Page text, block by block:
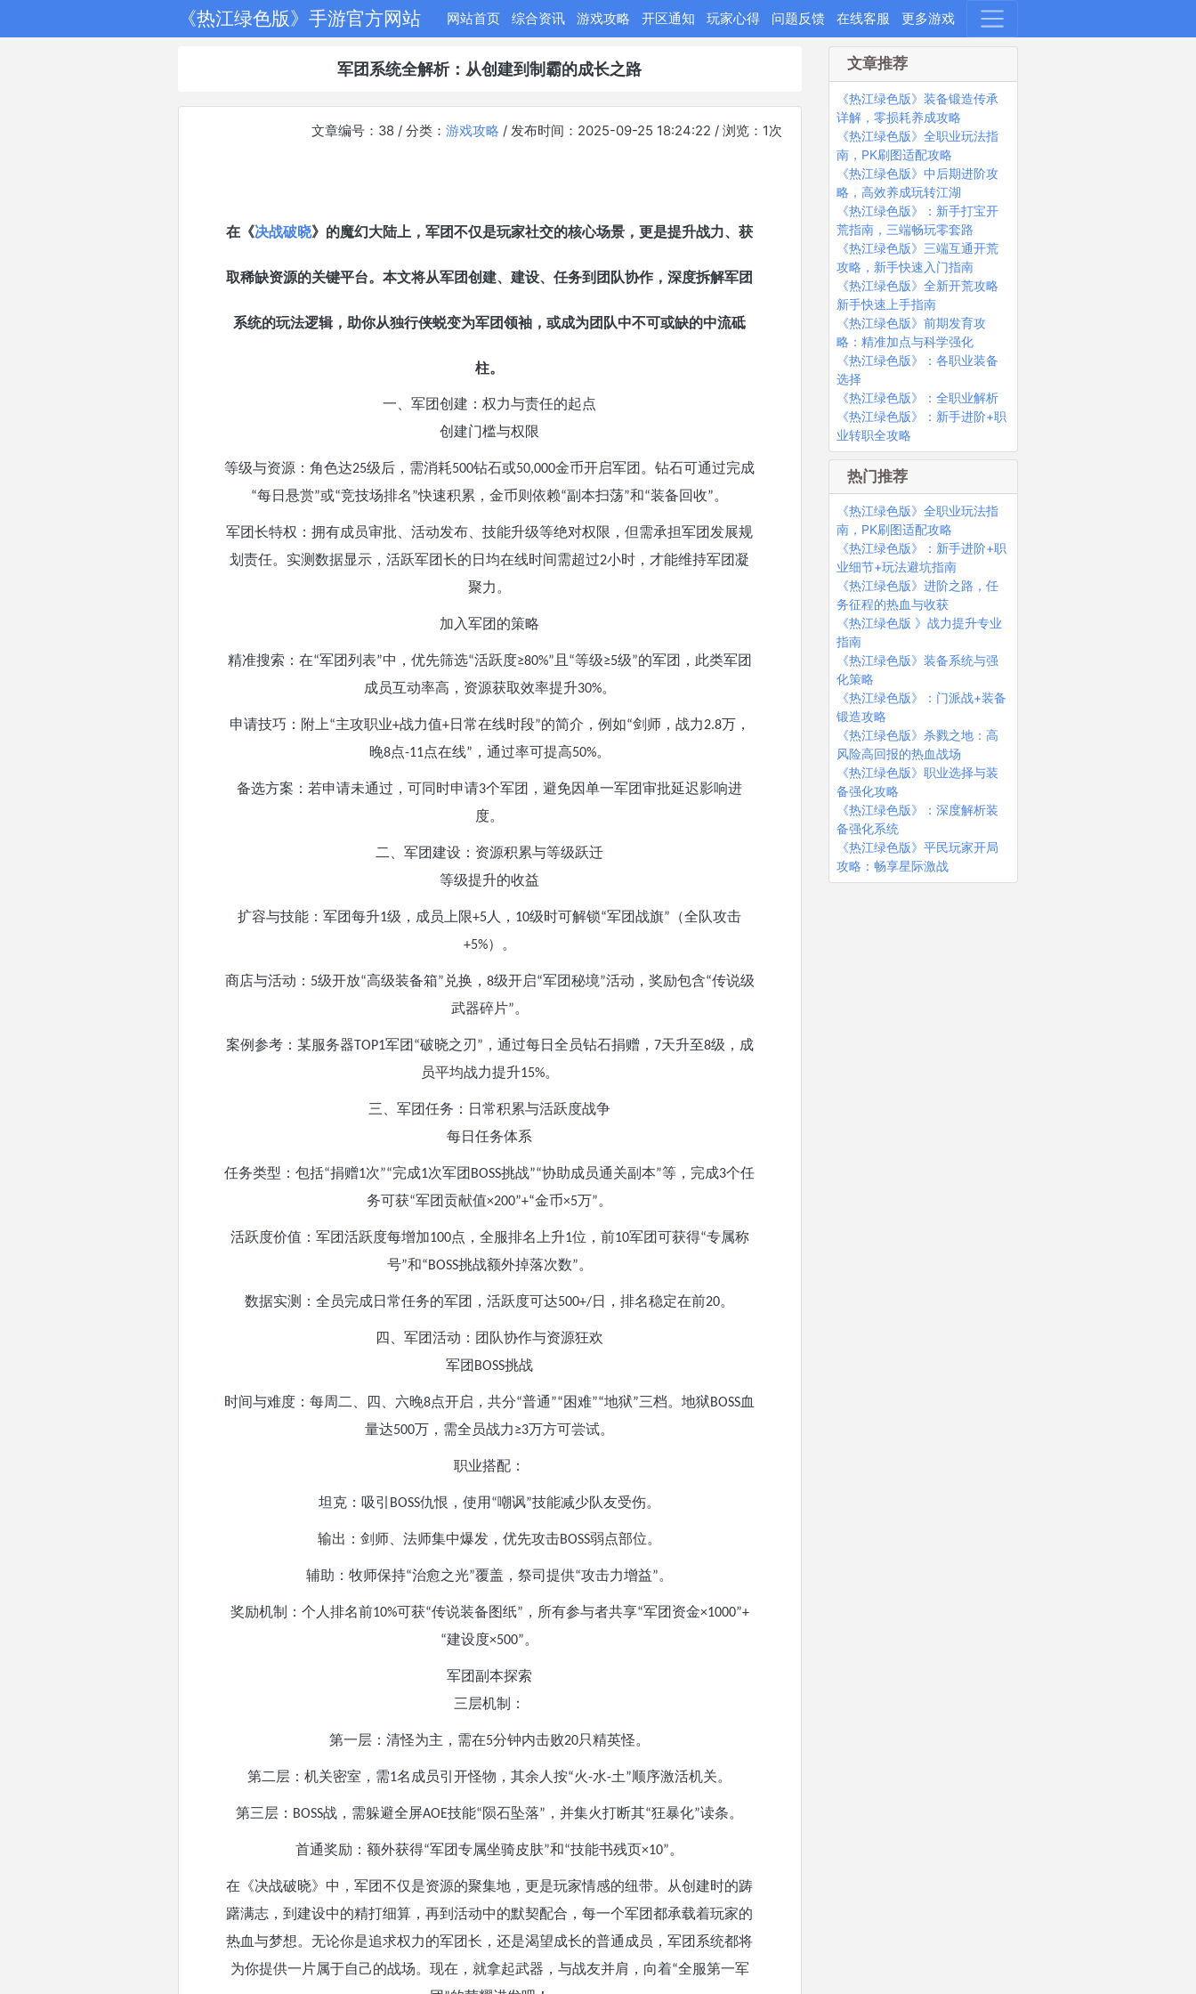
《热江绿色版》手游官方网站 网站首页 综合资讯 游戏攻略 开区通知 玩家心得 问题反馈 在线客服 更多游戏
军团系统全解析：从创建到制霸的成长之路
文章编号：38 / 分类：游戏攻略 / 发布时间：2025-09-25 18:24:22 / 浏览： 1次
在《决战破晓》的魔幻大陆上，军团不仅是玩家社交的核心场景，更是提升战力、获
取稀缺资源的关键平台。本文将从军团创建、建设、任务到团队协作，深度拆解军团
系统的玩法逻辑，助你从独行侠蜕变为军团领袖，或成为团队中不可或缺的中流砥
柱。
一、军团创建：权力与责任的起点
创建门槛与权限
等级与资源：角色达25级后，需消耗500钻石或50,000金币开启军团。钻石可通过完成
“每日悬赏”或“竞技场排名”快速积累，金币则依赖“副本扫荡”和“装备回收”。
军团长特权：拥有成员审批、活动发布、技能升级等绝对权限，但需承担军团发展规
划责任。实测数据显示，活跃军团长的日均在线时间需超过2小时，才能维持军团凝
聚力。
加入军团的策略
精准搜索：在“军团列表”中，优先筛选“活跃度≥80%” 且 “等级≥5级”的军团，此类军团
成员互动率高，资源获取效率提升30%。
申请技巧：附上“主攻职业+战力值+日常在线时段”的简介，例如“剑师，战力2.8万，
晚8点-11点在线” ，通过率可提高50%。
备选方案：若申请未通过，可同时申请3个军团，避免因单一军团审批延迟影响进
度。
二、军团建设：资源积累与等级跃迁
等级提升的收益
扩容与技能：军团每升1级，成员上限+5 人， 10级时可解锁“军团战旗” （全队攻击
+5%）。
商店与活动： 5级开放“高级装备箱” 兑换， 8级开启“军团秘境”活动，奖励包含“传说级
武器碎片”。
案例参考：某服务器 TOP1军团 “破晓之刃 ” ，通过每日全员钻石捐赠， 7天升至8级，成
员平均战力提升15%。
三、军团任务：日常积累与活跃度战争
每日任务体系
任务类型：包括“捐赠1次”“完成1次军团 BOSS挑战”“协助成员通关副本”等，完成3个任
务可获“军团贡献值×200”+“金币×5万”。
活跃度价值：军团活跃度每增加100点，全服排名上升1位，前10军团可获得“专属称
号”和“BOSS挑战额外掉落次数”。
数据实测：全员完成日常任务的军团，活跃度可达500+/日，排名稳定在前20。
四、军团活动：团队协作与资源狂欢
军团 BOSS挑战
时间与难度：每周二、四、六晚8点开启，共分“普通”“困难”“地狱”三档。地狱BOSS血
量达500万，需全员战力≥3万方可尝试。
职业搭配：
坦克：吸引 BOSS仇恨，使用 “嘲讽”技能减少队友受伤。
输出：剑师、法师集中爆发，优先攻击BOSS弱点部位。
辅助：牧师保持“治愈之光”覆盖，祭司提供“攻击力增益”。
奖励机制：个人排名前10%可获“传说装备图纸” ，所有参与者共享“军团资金×1000”+
“建设度×500”。
军团副本探索
三层机制：
第一层：清怪为主，需在5分钟内击败20只精英怪。
第二层：机关密室，需1名成员引开怪物，其余人按“火-水-土”顺序激活机关。
第三层： BOSS战，需躲避全屏AOE技能“陨石坠落” ，并集火打断其“狂暴化”读条。
首通奖励：额外获得“军团专属坐骑皮肤”和“技能书残页×10”。
在《决战破晓》中，军团不仅是资源的聚集地，更是玩家情感的纽带。从创建时的踌
躇满志，到建设中的精打细算，再到活动中的默契配合，每一个军团都承载着玩家的
热血与梦想。无论你是追求权力的军团长，还是渴望成长的普通成员，军团系统都将
为你提供一片属于自己的战场。现在，就拿起武器，与战友并肩，向着“全服第一军
文章推荐
《热江绿色版》装备锻造传承
详解，零损耗养成攻略
《热江绿色版》全职业玩法指
南，PK刷图适配攻略
《热江绿色版》中后期进阶攻
略，高效养成玩转江湖
《热江绿色版》：新手打宝开
荒指南，三端畅玩零套路
《热江绿色版》三端互通开荒
攻略，新手快速入门指南
《热江绿色版》全新开荒攻略
新手快速上手指南
《热江绿色版》前期发育攻
略：精准加点与科学强化
《热江绿色版》：各职业装备
选择
《热江绿色版》：全职业解析
《热江绿色版》：新手进阶+职
业转职全攻略
热门推荐
《热江绿色版》全职业玩法指
南，PK刷图适配攻略
《热江绿色版》：新手进阶+职
业细节+玩法避坑指南
《热江绿色版》进阶之路，任
务征程的热血与收获
《热江绿色版 》战力提升专业
指南
《热江绿色版》装备系统与强
化策略
《热江绿色版》：门派战+装备
锻造攻略
《热江绿色版》杀戮之地：高
风险高回报的热血战场
《热江绿色版》职业选择与装
备强化攻略
《热江绿色版》：深度解析装
备强化系统
《热江绿色版》平民玩家开局
攻略：畅享星际激战